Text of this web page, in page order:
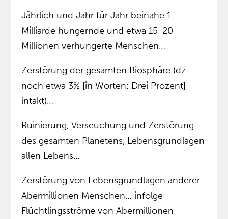
Jährlich und Jahr für Jahr beinahe 1
Milliarde hungernde und etwa 15-20
Millionen verhungerte Menschen…
Zerstörung der gesamten Biosphäre (dz.
noch etwa 3% [in Worten: Drei Prozent]
intakt)…
Ruinierung, Verseuchung und Zerstörung
des gesamten Planetens, Lebensgrundlagen
allen Lebens…
Zerstörung von Lebensgrundlagen anderer
Abermillionen Menschen… infolge
Flüchtlingsströme von Abermillionen